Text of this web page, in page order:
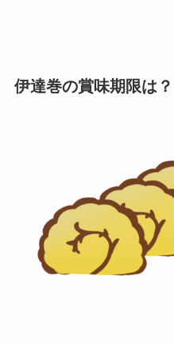
伊達巻の賞味期限は？